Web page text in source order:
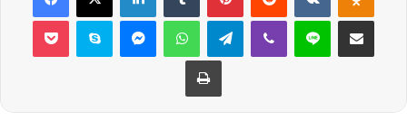
Pocket Skype MessengerWhatsAppTelegramViber Line E-Posta ile
Yazdır